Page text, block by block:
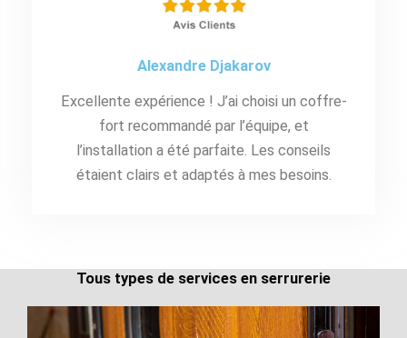
Alexandre Djakarov
Excellente expérience ! J’ai choisi un coffre-
fort recommandé par l’équipe, et
l’installation a été parfaite. Les conseils
étaient clairs et adaptés à mes besoins.
Tous types de services en serrurerie